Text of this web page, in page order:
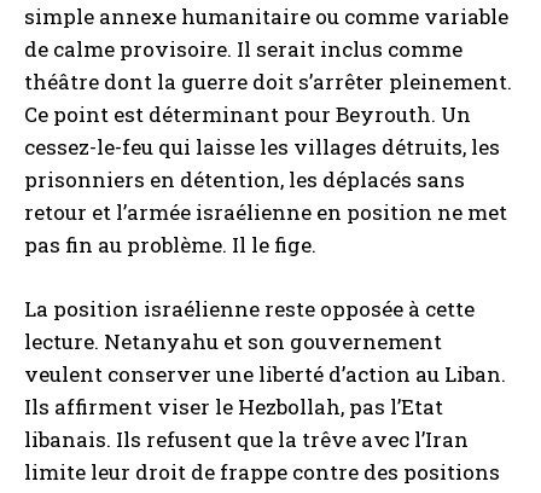
simple annexe humanitaire ou comme variable
de calme provisoire. Il serait inclus comme
théâtre dont la guerre doit s’arrêter pleinement.
Ce point est déterminant pour Beyrouth. Un
cessez-le-feu qui laisse les villages détruits, les
prisonniers en détention, les déplacés sans
retour et l’armée israélienne en position ne met
pas fin au problème. Il le fige.
La position israélienne reste opposée à cette
lecture. Netanyahu et son gouvernement
veulent conserver une liberté d’action au Liban.
Ils affirment viser le Hezbollah, pas l’Etat
libanais. Ils refusent que la trêve avec l’Iran
limite leur droit de frappe contre des positions